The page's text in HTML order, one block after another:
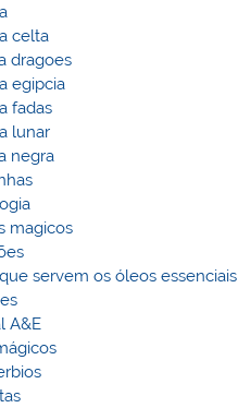
celta
dragoes
egipcia
fadas
lunar
negra
magicos
servem os óleos essenciais
A&E